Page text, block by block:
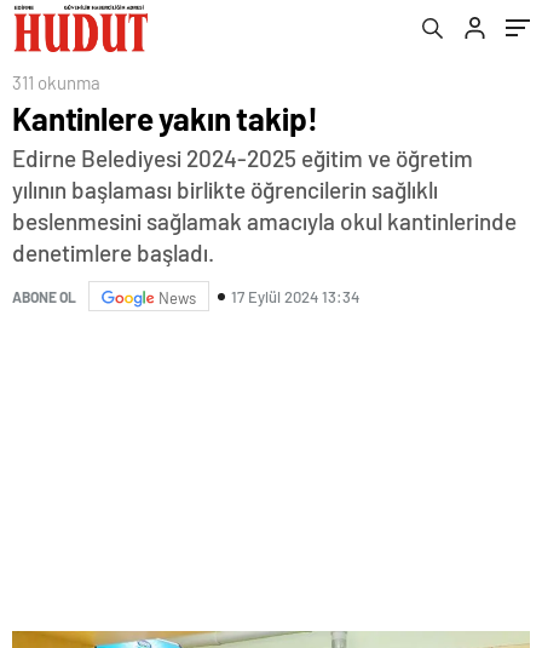
311 okunma
Kantinlere yakın takip!
Edirne Belediyesi 2024-2025 eğitim ve öğretim
yılının başlaması birlikte öğrencilerin sağlıklı
beslenmesini sağlamak amacıyla okul kantinlerinde
denetimlere başladı.
ABONE OL News 17 Eylül 2024 13:34